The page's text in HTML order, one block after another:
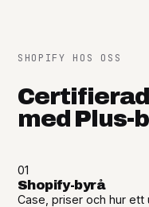
SHOPIFY HOS OSS
Certifierad
med Plus-
01
Shopify-byrå
Case, priser och hur ett